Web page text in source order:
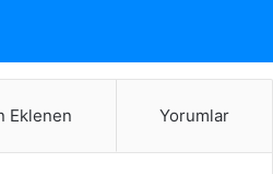
Eklenen Yorumlar